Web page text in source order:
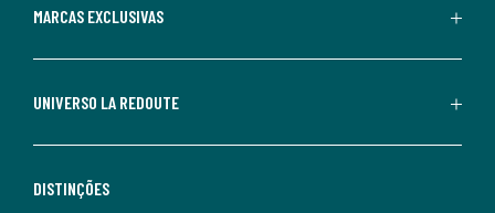
MARCAS EXCLUSIVAS
UNIVERSO LA REDOUTE
DISTINÇÕES